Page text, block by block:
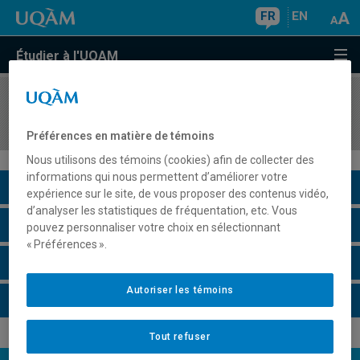
FR EN
Étudier à l'UQAM
COURS//
Description du cours
Horaire - Été 2026
Préférences en matière de témoins
Nous utilisons des témoins (cookies) afin de collecter des
informations qui nous permettent d’améliorer votre
expérience sur le site, de vous proposer des contenus vidéo,
d’analyser les statistiques de fréquentation, etc. Vous
pouvez personnaliser votre choix en sélectionnant
« Préférences ».
Tout refuser
Autoriser les témoins